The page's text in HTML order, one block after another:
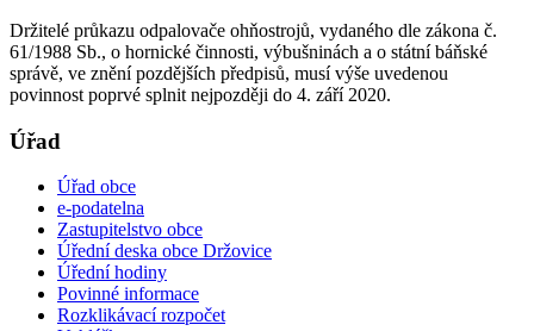
Držitelé průkazu odpalovače ohňostrojů, vydaného dle zákona č.
61/1988 Sb., o hornické činnosti, výbušninách a o státní báňské
správě, ve znění pozdějších předpisů, musí výše uvedenou
povinnost poprvé splnit nejpozději do 4. září 2020.
Úřad
Úřad obce
e-podatelna
Zastupitelstvo obce
Úřední deska obce Držovice
Úřední hodiny
Povinné informace
Rozklikávací rozpočet